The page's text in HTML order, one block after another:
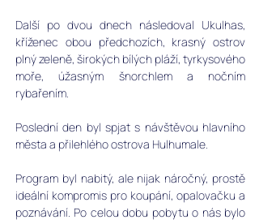
Další po dvou dnech následoval Ukulhas,
kříženec obou předchozích, krasný ostrov
plný zeleně, širokých bílých pláží, tyrkysového
moře, úžasným šnorchlem a nočním
rybařením.
Poslední den byl spjat s návštěvou hlavního
města a přilehlého ostrova Hulhumale.
Program byl nabitý, ale nijak náročný, prostě
ideální kompromis pro koupání, opalovačku a
poznávání. Po celou dobu pobytu o nás bylo